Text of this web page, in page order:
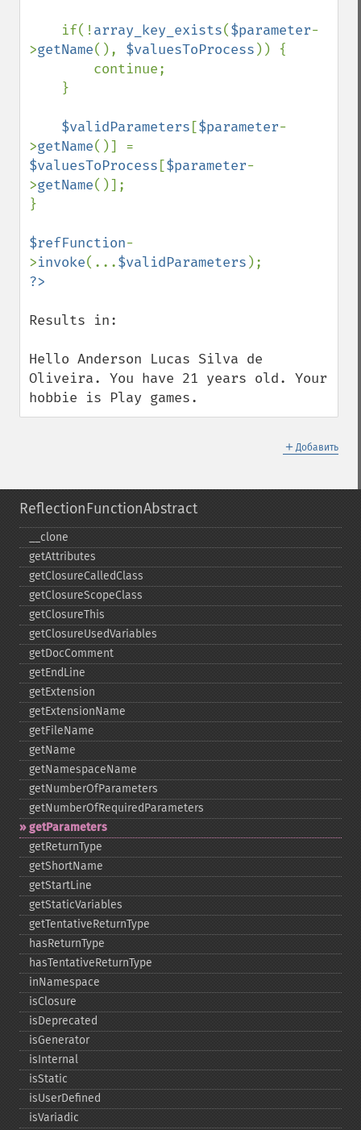
    if(!
array_key_exists($parameter-
>getName(), $valuesToProcess )) {
$validParameters [$parameter-
>getName
$valuesToProcess [$parameter-
>getName()];
}
$refFunction-
>invoke(...$validParameters
Results in:
Hello Anderson Lucas Silva de
Oliveira. You have 21 years old. Your
hobbie is Play games.
＋ Добавить
ReflectionFunctionAbstract
_​_​clone
getAttributes
getClosureCalledClass
getClosureScopeClass
getClosureThis
getClosureUsedVariables
getDocComment
getEndLine
getExtension
getExtensionName
getFileName
getName
getNamespaceName
getNumberOfParameters
getNumberOfRequiredParameters
getParameters
getReturnType
getShortName
getStartLine
getStaticVariables
getTentativeReturnType
hasReturnType
hasTentativeReturnType
inNamespace
isClosure
isDeprecated
isGenerator
isInternal
isStatic
isUserDefined
isVariadic